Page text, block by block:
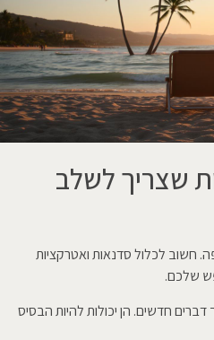
שצריך לשלב
חשוב לכלול סדנאות ואטרקציות
שלכם.
חדשים. הן יכולות להיות הבסיס